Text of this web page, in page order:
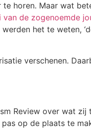
horen. Maar wat
van de zogenoemde
het te weten,
verschenen.
Review over wat zij
op de plaats te